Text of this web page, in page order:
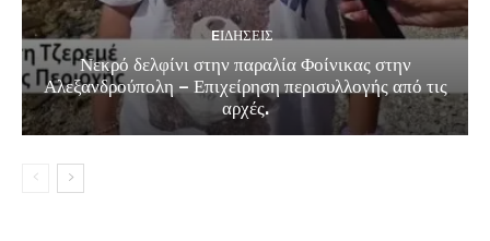
EΙΔΗΣΕΙΣ
Νεκρό δελφίνι στην παραλία Φοίνικας στην
Αλεξανδρούπολη – Επιχείρηση περισυλλογής από τις
αρχές.